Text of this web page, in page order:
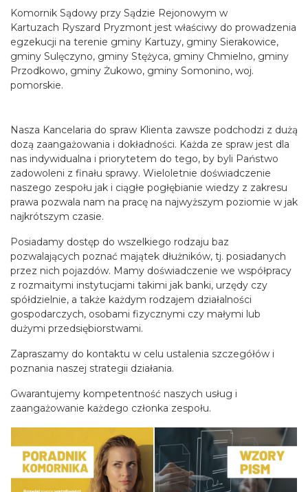
Komornik Sądowy przy Sądzie Rejonowym w
Kartuzach Ryszard Pryzmont jest właściwy do prowadzenia
egzekucji na terenie gminy Kartuzy, gminy Sierakowice,
gminy Sulęczyno, gminy Stężyca, gminy Chmielno, gminy
Przodkowo, gminy Żukowo, gminy Somonino, woj.
pomorskie.
Nasza Kancelaria do spraw Klienta zawsze podchodzi z dużą
dozą zaangażowania i dokładności. Każda ze spraw jest dla
nas indywidualna i priorytetem do tego, by byli Państwo
zadowoleni z finału sprawy. Wieloletnie doświadczenie
naszego zespołu jak i ciągłe pogłębianie wiedzy z zakresu
prawa pozwala nam na pracę na najwyższym poziomie w jak
najkrótszym czasie.
Posiadamy dostęp do wszelkiego rodzaju baz
pozwalających poznać majątek dłużników, tj. posiadanych
przez nich pojazdów. Mamy doświadczenie we współpracy
z rozmaitymi instytucjami takimi jak banki, urzędy czy
spółdzielnie, a także każdym rodzajem działalności
gospodarczych, osobami fizycznymi czy małymi lub
dużymi przedsiębiorstwami.
Zapraszamy do kontaktu w celu ustalenia szczegółów i
poznania naszej strategii działania.
Gwarantujemy kompetentność naszych usług i
zaangażowanie każdego członka zespołu.